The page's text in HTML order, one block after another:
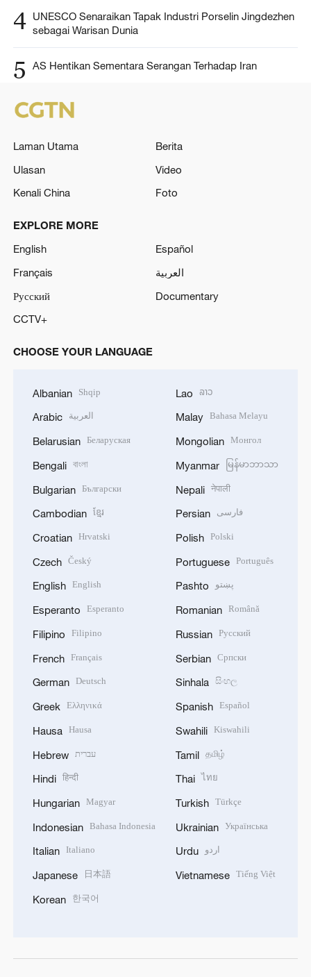
4 UNESCO Senaraikan Tapak Industri Porselin Jingdezhen
sebagai Warisan Dunia
5 AS Hentikan Sementara Serangan Terhadap Iran‌
Laman Utama
Berita
Ulasan
Video
Kenali China
Foto
EXPLORE MORE
English
Español
Français
العربية
Русский
Documentary
CCTV+
CHOOSE YOUR LANGUAGE
Albanian Shqip
Arabic العربية
Belarusian Беларуская
Bengali বাংলা
Bulgarian Български
Cambodian ខ្មែរ
Croatian Hrvatski
Czech Český
English English
Esperanto Esperanto
Filipino Filipino
French Français
German Deutsch
Greek Ελληνικά
Hausa Hausa
Hebrew עברית
Hindi हिन्दी
Hungarian Magyar
Indonesian Bahasa Indonesia
Italian Italiano
Japanese 日本語
Korean 한국어
Lao ລາວ
Malay Bahasa Melayu
Mongolian Монгол
Myanmar မြန်မာဘာသာ
Nepali नेपाली
Persian فارسی
Polish Polski
Portuguese Português
Pashto پښتو
Romanian Română
Russian Русский
Serbian Српски
Sinhala සිංහල
Spanish Español
Swahili Kiswahili
Tamil தமிழ்
Thai ไทย
Turkish Türkçe
Ukrainian Українська
Urdu اردو
Vietnamese Tiếng Việt